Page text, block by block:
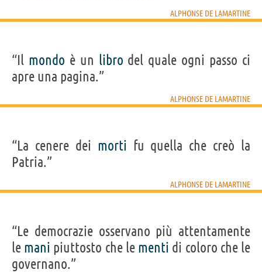
ALPHONSE DE LAMARTINE
“Il mondo è un libro del quale ogni passo ci
apre una pagina.”
ALPHONSE DE LAMARTINE
“La cenere dei morti fu quella che creò la
Patria.”
ALPHONSE DE LAMARTINE
“Le democrazie osservano più attentamente
le mani piuttosto che le menti di coloro che le
governano.”